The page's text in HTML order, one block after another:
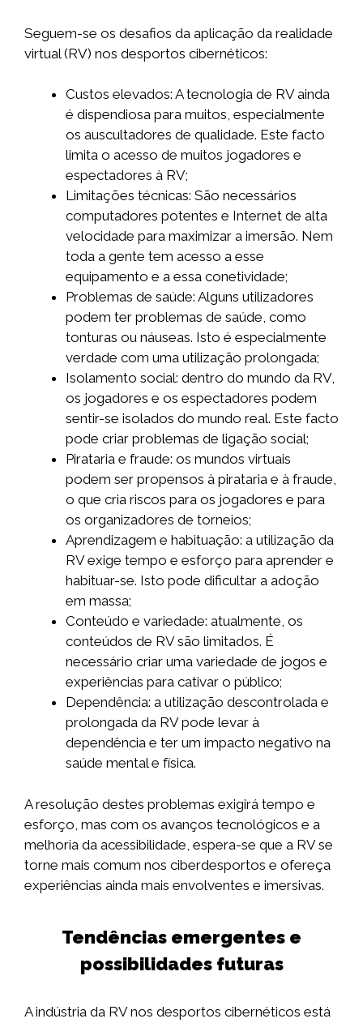
Seguem-se os desafios da aplicação da realidade
virtual (RV) nos desportos cibernéticos:
Custos elevados: A tecnologia de RV ainda
é dispendiosa para muitos, especialmente
os auscultadores de qualidade. Este facto
limita o acesso de muitos jogadores e
espectadores à RV;
Limitações técnicas: São necessários
computadores potentes e Internet de alta
velocidade para maximizar a imersão. Nem
toda a gente tem acesso a esse
equipamento e a essa conetividade;
Problemas de saúde: Alguns utilizadores
podem ter problemas de saúde, como
tonturas ou náuseas. Isto é especialmente
verdade com uma utilização prolongada;
Isolamento social: dentro do mundo da RV,
os jogadores e os espectadores podem
sentir-se isolados do mundo real. Este facto
pode criar problemas de ligação social;
Pirataria e fraude: os mundos virtuais
podem ser propensos à pirataria e à fraude,
o que cria riscos para os jogadores e para
os organizadores de torneios;
Aprendizagem e habituação: a utilização da
RV exige tempo e esforço para aprender e
habituar-se. Isto pode dificultar a adoção
em massa;
Conteúdo e variedade: atualmente, os
conteúdos de RV são limitados. É
necessário criar uma variedade de jogos e
experiências para cativar o público;
Dependência: a utilização descontrolada e
prolongada da RV pode levar à
dependência e ter um impacto negativo na
saúde mental e física.
A resolução destes problemas exigirá tempo e
esforço, mas com os avanços tecnológicos e a
melhoria da acessibilidade, espera-se que a RV se
torne mais comum nos ciberdesportos e ofereça
experiências ainda mais envolventes e imersivas.
Tendências emergentes e
possibilidades futuras
A indústria da RV nos desportos cibernéticos está